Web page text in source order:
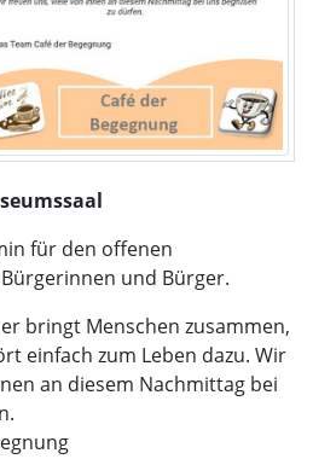
für den offenen
und Bürger.
bringt Menschen zusammen,
einfach zum Leben dazu. Wir
an diesem Nachmittag bei